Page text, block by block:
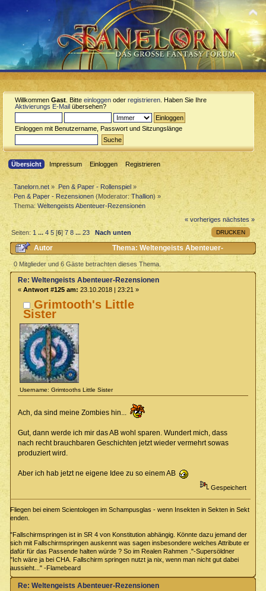
Willkommen Gast . Bitte einloggen oder registrieren . Haben Sie Ihre
Aktivierungs E-Mail übersehen?
Einloggen mit Benutzername, Passwort und Sitzungslänge
Übersicht Impressum Einloggen Registrieren
Tanelorn.net » Pen & Paper - Rollenspiel»
Pen & Paper - Rezensionen(Moderator:Thallion) »
Thema:Weltengeists Abenteuer-Rezensionen
« vorheriges nächstes »
DRUCKEN
Seiten:1 ...4 5 [6]7 8 ...23 Nach unten
Autor
Thema: Weltengeists Abenteuer-
Rezensionen (Gelesen 242474 mal)
0 Mitglieder und 6 Gäste betrachten dieses Thema.
Grimtooth's Little
Sister
Username: Grimtooths Little Sister
Re: Weltengeists Abenteuer-Rezensionen
« Antwort #125 am: 23.10.2018 | 23:21 »
Ach, da sind meine Zombies hin...
Gut, dann werde ich mir das AB wohl sparen. Wundert mich, dass
nach recht brauchbaren Geschichten jetzt wieder vermehrt sowas
produziert wird.
Aber ich hab jetzt ne eigene Idee zu so einem AB
Gespeichert
Fliegen bei einem Scientologen im Schampusglas - wenn Insekten in Sekten in Sekt
enden.
"Fallschirmspringen ist in SR 4 von Konstitution abhängig. Könnte dazu jemand der
sich mit Fallschirmspringen auskennt was sagen insbesondere welches Attribute er
dafür für das Passende halten würde ? So im Realen Rahmen ."-Supersöldner
"Ich wäre ja bei CHA. Fallschirm springen nutzt ja nix, wenn man nicht gut dabei
aussieht..." -Flamebeard
Re: Weltengeists Abenteuer-Rezensionen